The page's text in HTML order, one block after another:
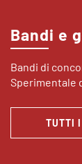
Bandi e
Bandi di
Sperimentale
TUTTI